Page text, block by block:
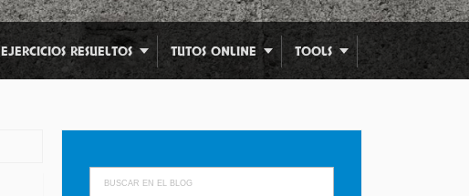
EJERCICIOS RESUELTOS TUTOS ONLINE TOOLS